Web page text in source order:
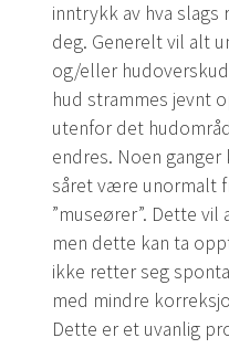
inntrykk av hva slags
deg. Generelt vil alt
og/eller
hud strammes jevnt
utenfor det
endres. Noen ganger
såret være unormalt
”museører”. Dette
men dette kan ta
ikke retter seg
med mindre
Dette er et uvanlig